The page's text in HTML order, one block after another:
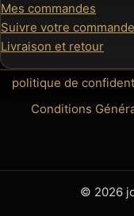
Mes commandes
Suivre votre commande
Livraison et retour
politique de
Conditions
© 2026